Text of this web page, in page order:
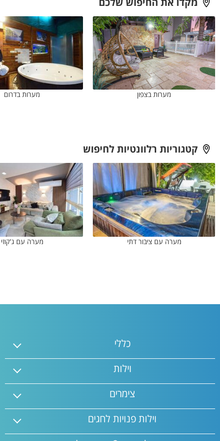
מערות בצפון מערות בדרום
קטגוריות רלוונטיות לחיפוש
מערה עם ציבור דתי מערה עם ג'קוזי
כללי
וילות
צימרים
וילות פנויות לחגים